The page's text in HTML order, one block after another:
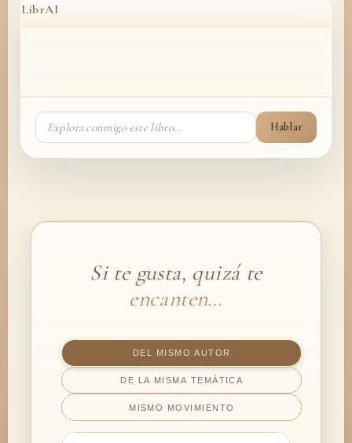
LibrAI
Hablar
Si te gusta, quizá te
encanten…
DEL MISMO AUTOR
DE LA MISMA TEMÁTICA
MISMO MOVIMIENTO